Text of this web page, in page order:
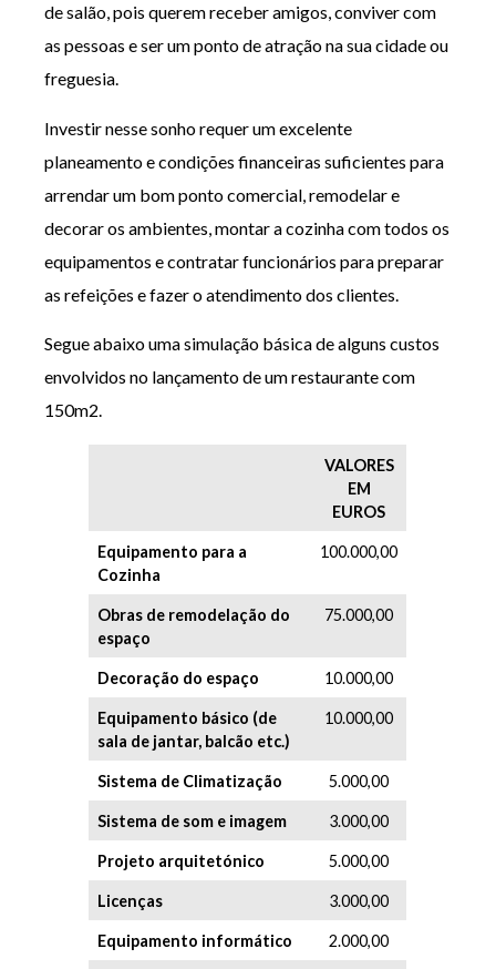
de salão, pois querem receber amigos, conviver com
as pessoas e ser um ponto de atração na sua cidade ou
freguesia.
Investir nesse sonho requer um excelente
planeamento e condições financeiras suficientes para
arrendar um bom ponto comercial, remodelar e
decorar os ambientes, montar a cozinha com todos os
equipamentos e contratar funcionários para preparar
as refeições e fazer o atendimento dos clientes.
Segue abaixo uma simulação básica de alguns custos
envolvidos no lançamento de um restaurante com
150m2.
VALORES
EM
EUROS
Equipamento para a
Cozinha
100.000,00
Obras de remodelação do
espaço
75.000,00
Decoração do espaço 10.000,00
Equipamento básico (de
sala de jantar, balcão etc.)
10.000,00
Sistema de Climatização 5.000,00
Sistema de som e imagem 3.000,00
Projeto arquitetónico 5.000,00
Licenças 3.000,00
Equipamento informático 2.000,00